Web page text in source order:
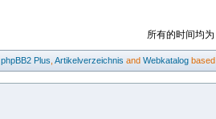
所有的时间均
phpBB2 Plus Artikelverzeichnis and Webkatalog